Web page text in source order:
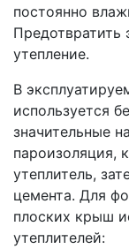
постоянно
Предотвратить
утепление.
В
используется
значительные
пароизоляция,
утеплитель,
цемента. Для
плоских крыш
утеплителей: